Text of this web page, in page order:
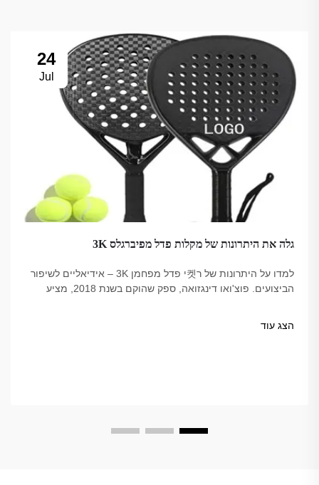
24
Jul
גלה את היתרונות של מקלות פדל מפיברגלס 3K
למדו על היתרונות של ר켓י פדל מפחמן 3K – אידיאליים לשיפור
הביצועים. פוצ'ואו דינגזואה, ספק שהוקם בשנת 2018, מציע
הצג עוד